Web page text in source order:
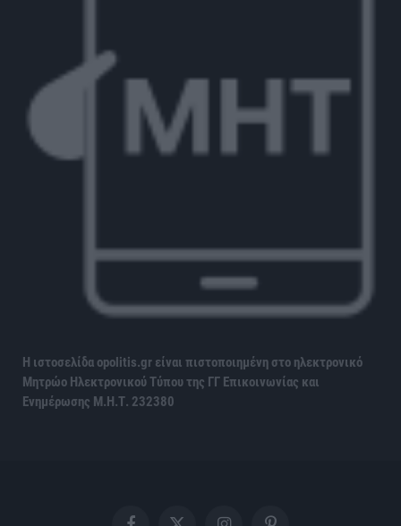
Η ιστοσελίδα opolitis.gr είναι πιστοποιημένη στο ηλεκτρονικό
Μητρώο Ηλεκτρονικού Τύπου της ΓΓ Επικοινωνίας και
Ενημέρωσης Μ.Η.Τ. 232380